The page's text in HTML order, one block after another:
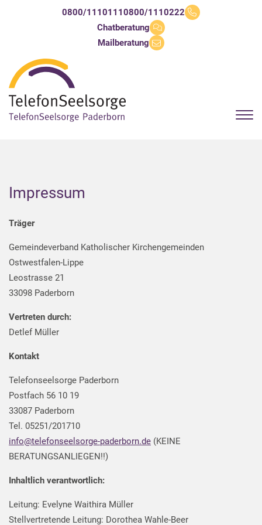
0800/11101110800/1110222
Chatberatung
Mailberatung
Impressum
Träger
Gemeindeverband Katholischer Kirchengemeinden
Ostwestfalen-Lippe
Leostrasse 21
33098 Paderborn
Vertreten durch:
Detlef Müller
Kontakt
Telefonseelsorge Paderborn
Postfach 56 10 19
33087 Paderborn
Tel. 05251/201710
info@telefonseelsorge-paderborn.de (KEINE
BERATUNGSANLIEGEN!!)
Inhaltlich verantwortlich:
Leitung: Evelyne Waithira Müller
Stellvertretende Leitung: Dorothea Wahle-Beer